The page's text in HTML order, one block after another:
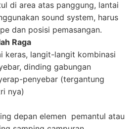
di area atas panggung, lantai
sound system, harus
dan posisi pemasangan.
Raga
langit-langit kombinasi
dinding gabungan
penyebar (tergantung
nya)
elemen pemantul atau